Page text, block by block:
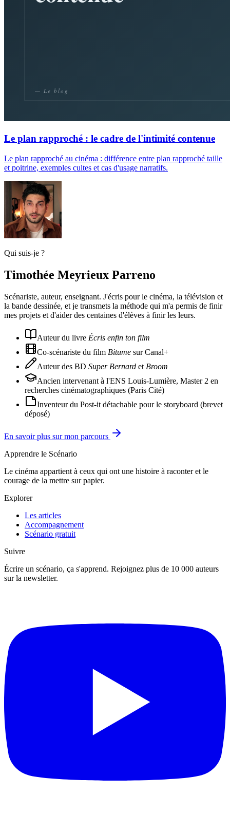
Le plan rapproché : le cadre de l'intimité contenue
Le plan rapproché au cinéma : différence entre plan rapproché taille
et poitrine, exemples cultes et cas d'usage narratifs.
Qui suis-je ?
Timothée Meyrieux Parreno
Scénariste, auteur, enseignant. J'écris pour le cinéma, la télévision et
la bande dessinée, et je transmets la méthode qui m'a permis de finir
mes projets et d'aider des centaines d'élèves à finir les leurs.
Auteur du livre Écris enfin ton film
Co-scénariste du film Bitume sur Canal+
Auteur des BD Super Bernard et Broom
Ancien intervenant à l'ENS Louis-Lumière, Master 2 en
recherches cinématographiques (Paris Cité)
Inventeur du Post-it détachable pour le storyboard (brevet
déposé)
En savoir plus sur mon parcours
Apprendre le Scénario
Le cinéma appartient à ceux qui ont une histoire à raconter et le
courage de la mettre sur papier.
Explorer
Les articles
Accompagnement
Scénario gratuit
Suivre
Écrire un scénario, ça s'apprend. Rejoignez plus de 10 000 auteurs
sur la newsletter.